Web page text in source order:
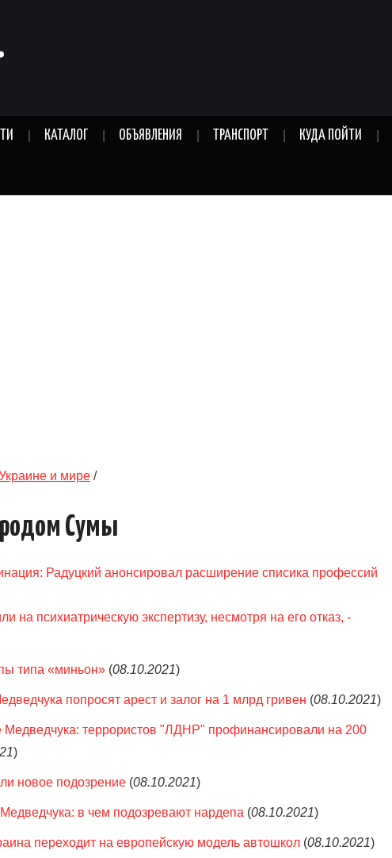
КАТАЛОГ ОБЪЯВЛЕНИЯ ТРАНСПОРТ КУДА ПОЙТИ
и мире /
Сумы
Радуцкий анонсировал расширение списика профессий
на психиатрическую экспертизу, несмотря на его отказ, -
типа «миньон» (08.10.2021)
попросят арест и залог на 1 млрд гривен (08.10.2021)
Медведчука: террористов "ЛДНР" профинансировали на 200
)
новое подозрение (08.10.2021)
в чем подозревают нардепа (08.10.2021)
переходит на европейскую модель автошкол (08.10.2021)